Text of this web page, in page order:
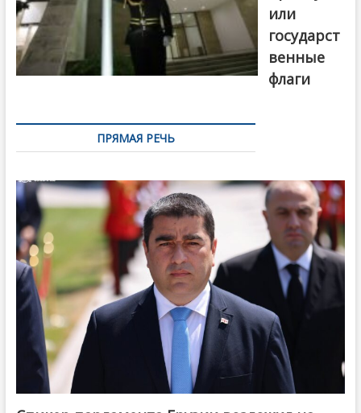
или
государст
венные
флаги
ПРЯМАЯ РЕЧЬ